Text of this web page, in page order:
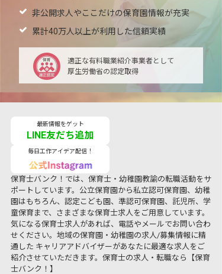
非公開求人やここだけの保育園情報が充実
累計40万人以上が利用した信頼実績
適正な有料職業紹介事業者として
厚生労働省の認定取得
最新情報をゲット
LINE友だち追加
毎日工作アイデア配信！
保育士バンク！では、保育士・幼稚園教諭の転職活動をサ
ポートしています。公立保育園から私立認可保育園、幼稚
園はもちろん、認定こども園、準認可保育園、託児所、学
童保育まで、さまざまな保育士求人をご用意しています。
気になる保育士求人があれば、電話やメールでお問い合わ
せください。地域の保育園・幼稚園の求人/募集情報に精
通した キャリアアドバイザーがあなたに最適な求人をご
紹介させていただきます。保育士の求人・転職なら【保育
士バンク！】